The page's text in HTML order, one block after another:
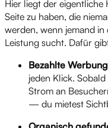
Hier liegt der eigentliche
Seite zu haben, die
werden, wenn jemand in
Leistung sucht. Dafür
Bezahlte
jeden Klick.
Strom an
— du mietest